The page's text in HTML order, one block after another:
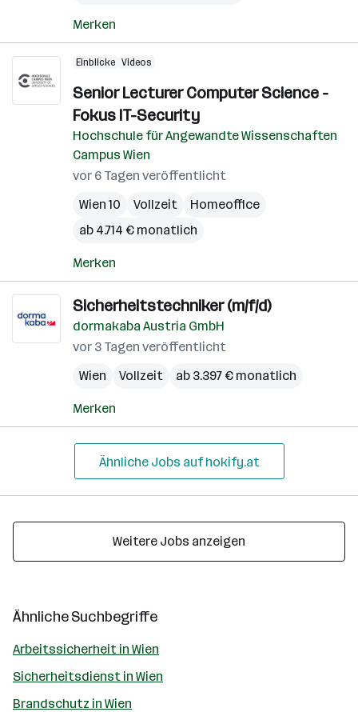
Merken
Einblicke Videos
Senior Lecturer Computer Science -
Fokus IT-Security
Hochschule für Angewandte Wissenschaften
Campus Wien
vor 6 Tagen veröffentlicht
Wien 10
Vollzeit
Homeoffice
ab 4.714 € monatlich
Merken
Sicherheitstechniker (m/f/d)
dormakaba Austria GmbH
vor 3 Tagen veröffentlicht
Wien
Vollzeit ab 3.397 € monatlich
Merken
Ähnliche Jobs auf hokify.at
Weitere Jobs anzeigen
Ähnliche Suchbegriffe
Arbeitssicherheit in Wien
Sicherheitsdienst in Wien
Brandschutz in Wien